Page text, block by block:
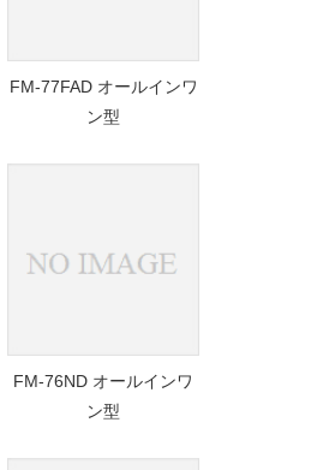
FM-77FAD オールインワ
ン型
FM-76ND オールインワ
ン型